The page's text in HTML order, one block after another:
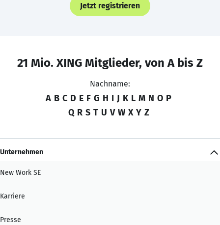
Jetzt registrieren
21 Mio. XING Mitglieder, von A bis Z
Nachname:
A B C D E F G H I J K L M N O P
Q R S T U V W X Y Z
Unternehmen
New Work SE
Karriere
Presse